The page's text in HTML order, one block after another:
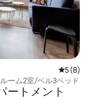
レビュー
5 (8)
ーム2室/ベル3ベッド
ートメント